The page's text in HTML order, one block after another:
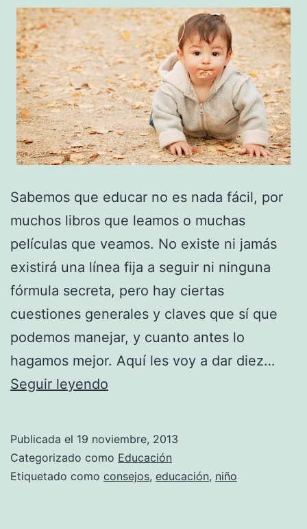
Sabemos que educar no es nada fácil, por
muchos libros que leamos o muchas
películas que veamos. No existe ni jamás
existirá una línea fija a seguir ni ninguna
fórmula secreta, pero hay ciertas
cuestiones generales y claves que sí que
podemos manejar, y cuanto antes lo
hagamos mejor. Aquí les voy a dar diez…
Seguir leyendo
de
educación
Publicada el 19 noviembre, 2013
Categorizado como Educación
Etiquetado como consejos, educación, niño